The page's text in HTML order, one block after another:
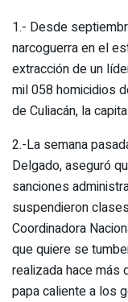
1.- Desde
narcoguerra en el
extracción de un
mil 058 homicidios
de Culiacán, la
2.-La semana
Delgado, aseguró
sanciones
suspendieron
Coordinadora
que quiere se
realizada hace más
papa caliente a los